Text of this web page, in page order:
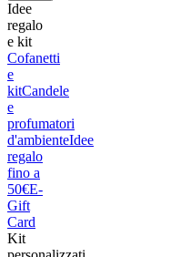
Idee
regalo
e kit
Cofanetti
e
kitCandele
e
profumatori
d'ambienteIdee
regalo
fino a
50€E-
Gift
Card
Kit